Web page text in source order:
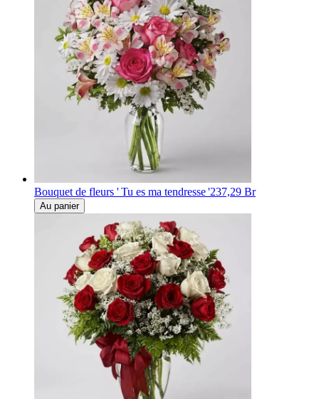
Bouquet de fleurs ' Tu es ma tendresse '237,29 Br
Au panier